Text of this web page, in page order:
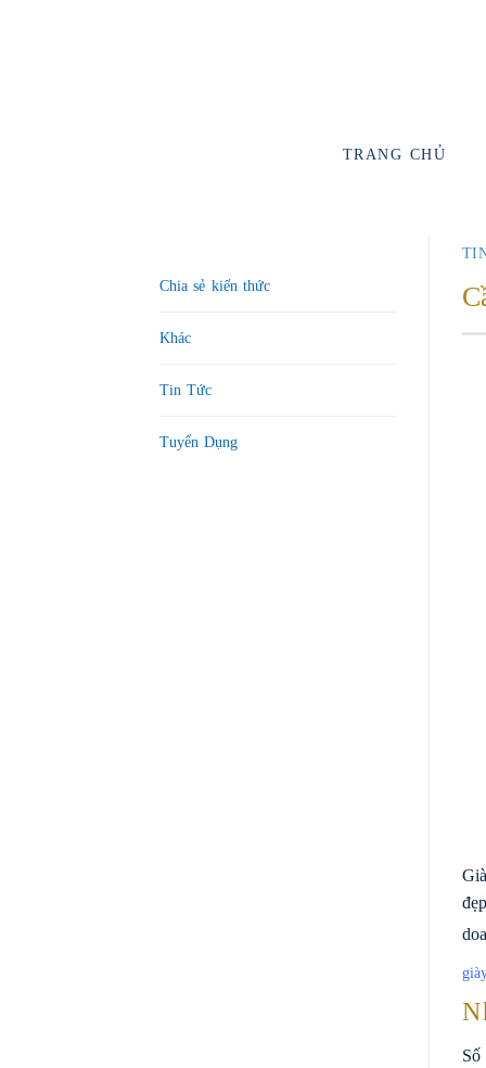
TRANG CHỦ
Chia sẻ kiến thức
Khác
Tin Tức
Tuyển Dụng